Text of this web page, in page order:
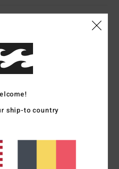
moyenne
recommandent ce produit
ship-to country